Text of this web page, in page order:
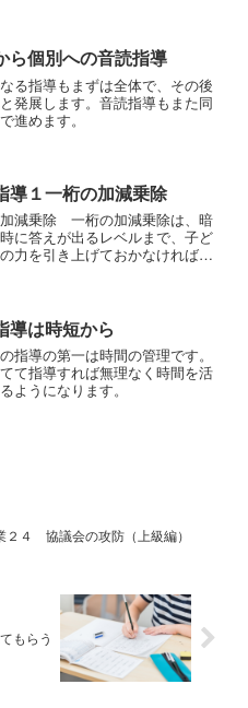
ら個別への音読指導
る指導もまずは全体で、その後
発展します。音読指導もまた同
進めます。
導１一桁の加減乗除
減乗除 一桁の加減乗除は、暗
に答えが出るレベルまで、子ど
力を引き上げておかなければな
要と考えてセットの...
導は時短から
指導の第一は時間の管理です。
て指導すれば無理なく時間を活
ようになります。
２４ 協議会の攻防（上級編）
もらう